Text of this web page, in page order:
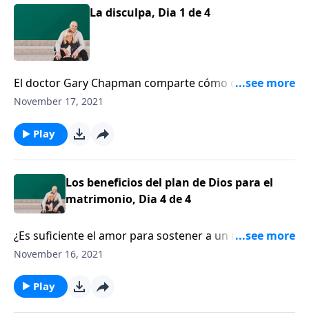
La disculpa, Dia 1 de 4
El doctor Gary Chapman comparte cómo decir “lo
siento” puede transformar su relación.
November 17, 2021
Play
Los beneficios del plan de Dios para el
matrimonio, Dia 4 de 4
¿Es suficiente el amor para sostener a un matrimonio
para toda la vida? El pastor Alistair Begg comparte
el matrimonio.
November 16, 2021
Play